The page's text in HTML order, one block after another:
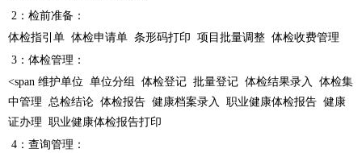
2：检前准备：
体检指引单 体检申请单 条形码打印 项目批量调整 体检收费管理
3：体检管理：
<span 维护单位 单位分组 体检登记 批量登记 体检结果录入 体检集
中管理 总检结论 体检报告 健康档案录入 职业健康体检报告 健康
证办理 职业健康体检报告打印
4：查询管理：